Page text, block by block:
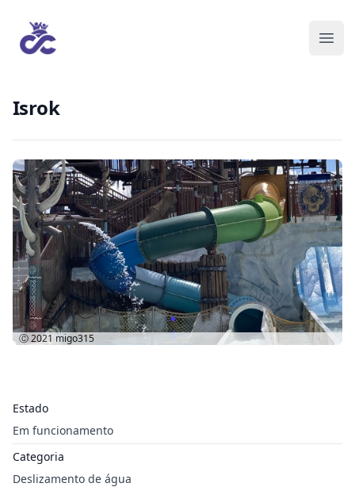
Isrok
Estado
Em funcionamento
Categoria
Deslizamento de água
Ⓒ 2021 migo315